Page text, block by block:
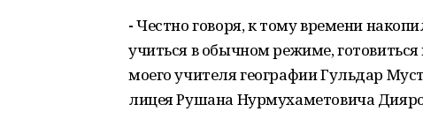
-Честно говоря, к тому времени
учиться в обычном режиме,
моего учителя географии Гульдар
лицея Рушана Нурмухаметовича